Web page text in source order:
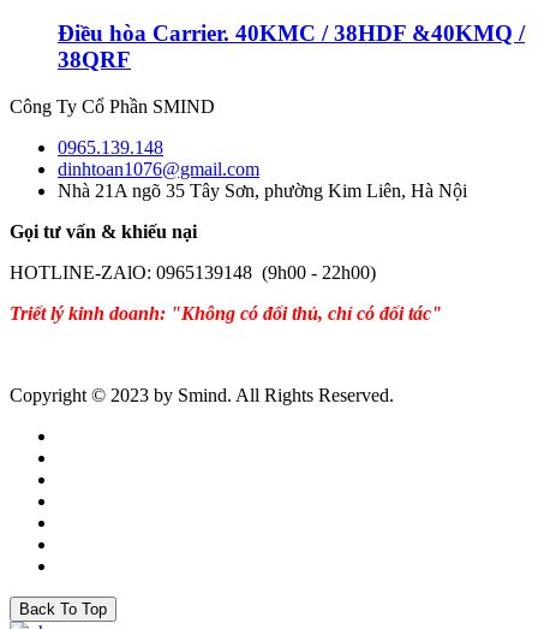
Điều hòa Carrier. 40KMC / 38HDF &40KMQ /
38QRF
Công Ty Cổ Phần SMIND
0965.139.148
dinhtoan1076@gmail.com
Nhà 21A ngõ 35 Tây Sơn, phường Kim Liên, Hà Nội
Gọi tư vấn & khiếu nại
HOTLINE-ZAlO: 0965139148 (9h00 - 22h00)
Triết lý kinh doanh: "Không có đối thủ, chỉ có đối tác"
Copyright © 2023 by Smind. All Rights Reserved.
Back To Top